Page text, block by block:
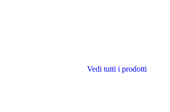
Vedi tutti i prodotti